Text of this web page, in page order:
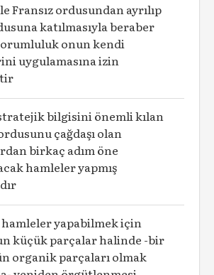
Fransız ordusundan ayrılıp
katılmasıyla beraber
onun kendi
uygulamasına izin
bilgisini önemli kılan
çağdaşı olan
birkaç adım öne
hamleler yapmış
yapabilmek için
küçük parçalar halinde -bir
organik parçaları olmak